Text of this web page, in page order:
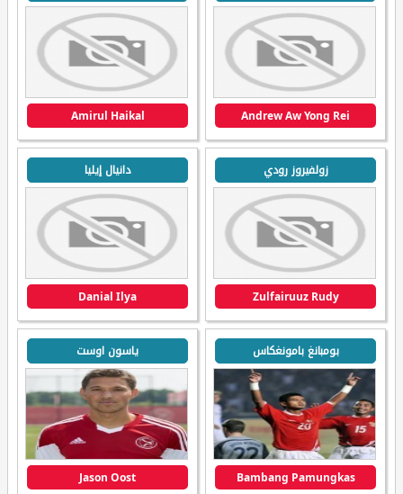
Andrew Aw Yong Rei
Amirul Haikal
زولفيروز رودي
Zulfairuuz Rudy
دانيال إيليا
Danial Ilya
بومبانغ بامونغكاس
Bambang Pamungkas
ياسون اوست
Jason Oost